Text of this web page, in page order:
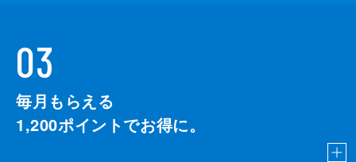
03
毎月もらえる
1,200ポイントでお得に。